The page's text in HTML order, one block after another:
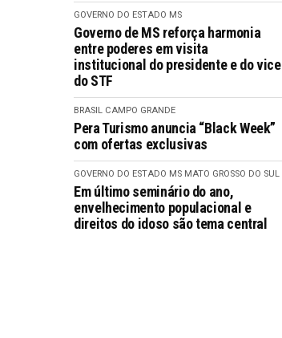
GOVERNO DO ESTADO MS
Governo de MS reforça harmonia
entre poderes em visita
institucional do presidente e do vice
do STF
BRASIL CAMPO GRANDE
Pera Turismo anuncia “Black Week”
com ofertas exclusivas
GOVERNO DO ESTADO MS MATO GROSSO DO SUL
Em último seminário do ano,
envelhecimento populacional e
direitos do idoso são tema central